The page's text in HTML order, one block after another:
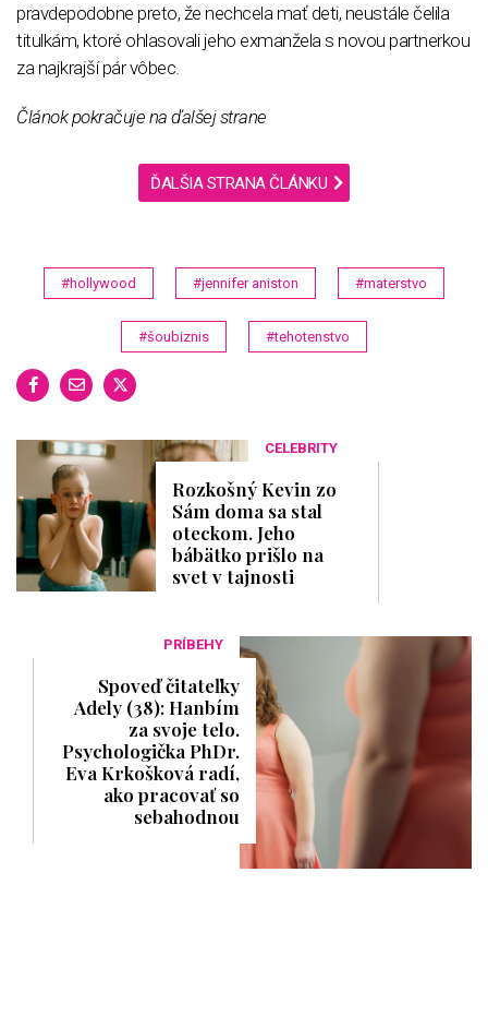
pravdepodobne preto, že nechcela mať deti, neustále čelila
titulkám, ktoré ohlasovali jeho exmanžela s novou partnerkou
za najkrajší pár vôbec.
Článok pokračuje na ďalšej strane
ĎALŠIA STRANA ČLÁNKU
#hollywood #jennifer aniston #materstvo
#šoubiznis #tehotenstvo
CELEBRITY
Rozkošný Kevin zo
Sám doma sa stal
oteckom. Jeho
bábätko prišlo na
svet v tajnosti
PRÍBEHY
Spoveď čitateľky
Adely (38): Hanbím
za svoje telo.
Psychologička PhDr.
Eva Krkošková radí,
ako pracovať so
sebahodnou